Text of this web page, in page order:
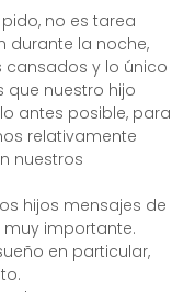
no es tarea
durante la noche,
y lo único
que nuestro hijo
antes posible, para
relativamente
nuestros
hijos mensajes de
importante.
en particular,